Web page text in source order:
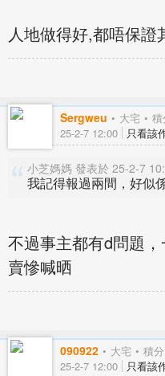
人地做得好,都唔保
Sergweu 大宅
25-2-7 12:00 只看該
小芝媽媽 發表於 25-2-7
我記得報過兩間，好似
不過事主都有d問題
賣慘喊晒
090922 大宅 積
25-2-7 12:00 只看該